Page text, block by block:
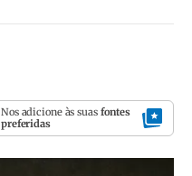
Nos adicione às suas fontes
preferidas